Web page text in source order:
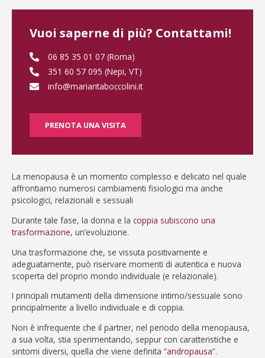
Vuoi saperne di più? Contattami!
06 85 35 01 07 (Roma)
351 60 57 095 (Nepi, VT)
info@mariaritaboccolini.it
PRENOTA UNA VISITA
La menopausa è un momento complesso e delicato nel quale
affrontiamo numerosi cambiamenti fisiologici ma anche
psicologici, relazionali e sessuali
Durante tale fase, la donna e la coppia subiscono una
trasformazione, un’evoluzione.
Una trasformazione che, se vissuta positivamente e
adeguatamente, può riservare momenti di autentica e nuova
scoperta del proprio mondo individuale (e relazionale).
I principali mutamenti della dimensione intimo/sessuale sono
principalmente a livello individuale e di coppia.
Non è infrequente che il partner, nel periodo della menopausa,
a sua volta, stia sperimentando, seppur con caratteristiche e
sintomi diversi, quella che viene definita “andropausa”.